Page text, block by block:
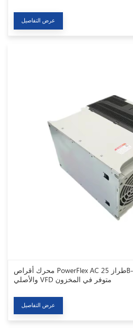
عرض التفاصيل
محرك أقراص PowerFlex AC طراز 25B-V4P8N104 الجديد
والأصلي VFD متوفر في المخزون
عرض التفاصيل